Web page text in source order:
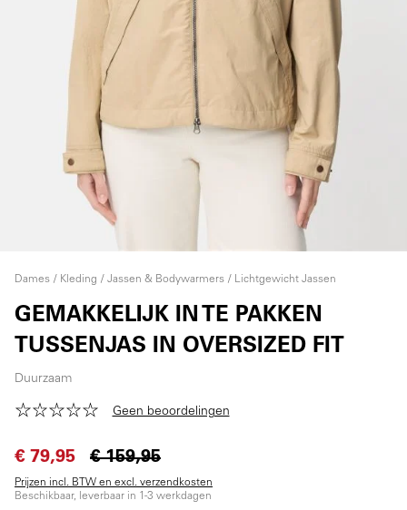
Dames Kleding Jassen & Bodywarmers Lichtgewicht Jassen
GEMAKKELIJK IN TE PAKKEN
TUSSENJAS IN OVERSIZED FIT
Duurzaam
Geen beoordelingen
€ 79,95 € 159,95
Prijzen incl. BTW en excl. verzendkosten
Beschikbaar, leverbaar in 1-3 werkdagen